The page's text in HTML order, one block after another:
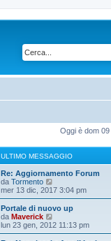
Oggi è dom
ULTIMO MESSAGGIO
Re: Aggiornamento Forum
da Tormento
e
d
i
l
mer 13 dic, 2017 3:04 pm
Portale di nuovo up
da Maverick
e
d
lun 23 gen, 2012 11:13 pm